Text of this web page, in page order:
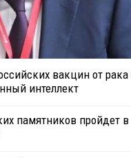
вакцин от рака
интеллект
памятников пройдет в